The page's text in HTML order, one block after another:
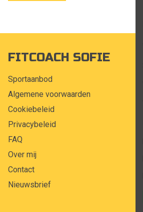
FITCOACH SOFIE
Sportaanbod
Algemene voorwaarden
Cookiebeleid
Privacybeleid
FAQ
Over mij
Contact
Nieuwsbrief